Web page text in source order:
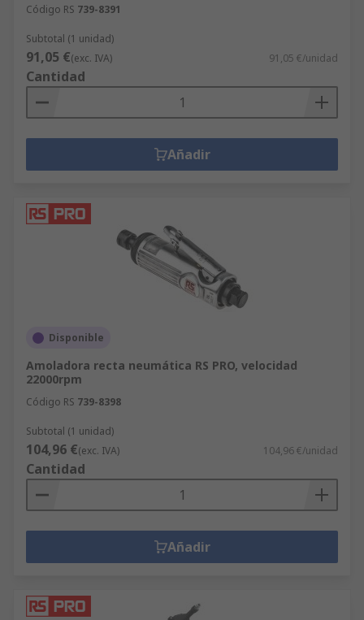
Código RS 739-8391
Subtotal (1 unidad)
91,05 €(exc. IVA) 91,05 €/unidad
Cantidad
Añadir
Disponible
Amoladora recta neumática RS PRO, velocidad
22000rpm
Código RS 739-8398
Subtotal (1 unidad)
104,96 €(exc. IVA) 104,96 €/unidad
Cantidad
Añadir